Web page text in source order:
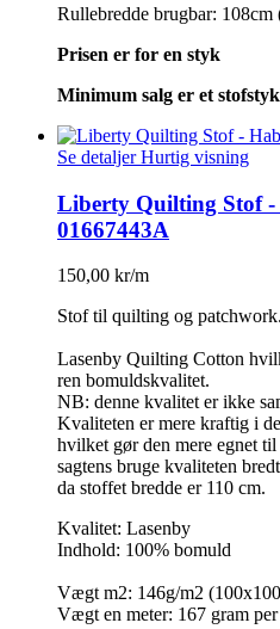
Rullebredde brugbar:
Prisen er for en styk
Minimum salg er et
Se detaljerHurtig visning
Liberty Quilting Stof
01667443A
150,00 kr/m
Stof til quilting og patchwork.
Lasenby Quilting Cotton
ren bomuldskvalitet.
NB: denne kvalitet er ikke
Kvaliteten er mere kraftig i
hvilket gør den mere egnet
sagtens bruge kvaliteten
da stoffet bredde er 110 cm.
Kvalitet: Lasenby
Indhold: 100% bomuld
Vægt m2: 146g/m2
Vægt en meter: 167 gram